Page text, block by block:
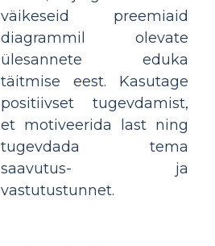
väikeseid preemiaid
diagrammil olevate
ülesannete eduka
täitmise eest. Kasutage
positiivset tugevdamist,
et motiveerida last ning
tugevdada tema
saavutus- ja
vastutustunnet.